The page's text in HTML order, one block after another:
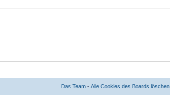
Das Team • Alle Cookies des Boards löschen